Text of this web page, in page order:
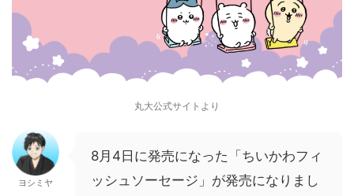
丸大公式サイトより
ヨシミヤ
8月4日に発売になった「ちいかわフィ
ッシュソーセージ」が発売になりまし